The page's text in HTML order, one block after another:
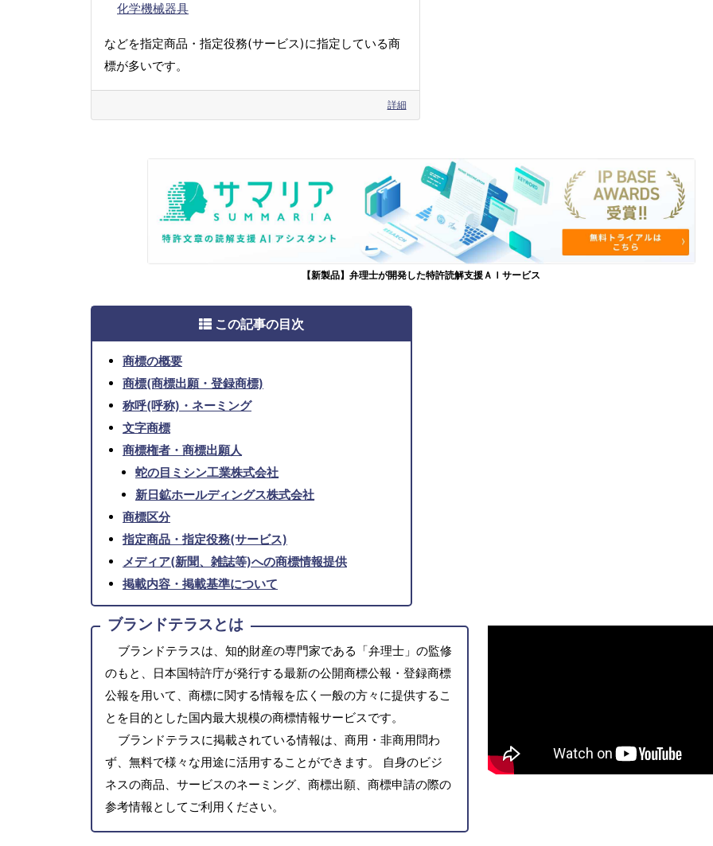
化学機械器具
などを指定商品・指定役務(サービス)に指定している商
標が多いです。
詳細
【新製品】弁理士が開発した特許読解支援ＡＩサービス
この記事の目次
商標の概要
商標(商標出願・登録商標)
称呼(呼称)・ネーミング
文字商標
商標権者・商標出願人
蛇の目ミシン工業株式会社
新日鉱ホールディングス株式会社
商標区分
指定商品・指定役務(サービス)
メディア(新聞、雑誌等)への商標情報提供
掲載内容・掲載基準について
ブランドテラスとは
ブランドテラスは、知的財産の専門家である「弁理士」の監修
のもと、日本国特許庁が発行する最新の公開商標公報・登録商標
公報を用いて、商標に関する情報を広く一般の方々に提供するこ
とを目的とした国内最大規模の商標情報サービスです。
ブランドテラスに掲載されている情報は、商用・非商用問わ
ず、無料で様々な用途に活用することができます。 自身のビジ
ネスの商品、サービスのネーミング、商標出願、商標申請の際の
参考情報としてご利用ください。